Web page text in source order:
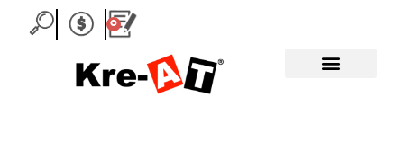
0
Carrito